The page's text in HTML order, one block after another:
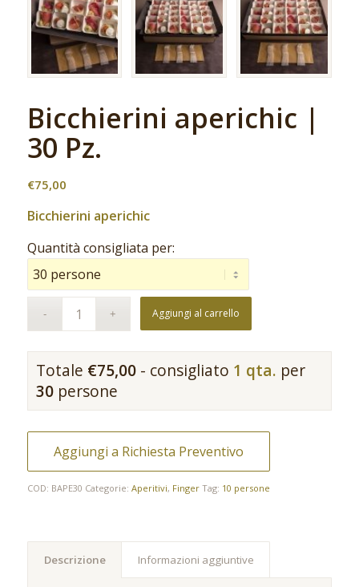
Bicchierini aperichic |
30 Pz.
€75,00
Bicchierini aperichic
Quantità consigliata per:
Aggiungi al carrello
Totale €75,00- consigliato 1 qta. per
30persone
Aggiungi a Richiesta Preventivo
COD: BAPE30 Categorie: Aperitivi, Finger Tag: 10 persone
Descrizione Informazioni aggiuntive